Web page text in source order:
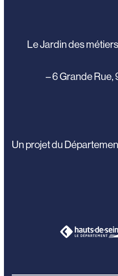
Le Jardin des
– 6 Grande Rue,
Un projet du